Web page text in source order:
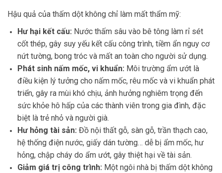
Hậu quả của thấm dột không chỉ làm mất thẩm mỹ:
Hư hại kết cấu: Nước thấm sâu vào bê tông làm rỉ sét
cốt thép, gây suy yếu kết cấu công trình, tiềm ẩn nguy cơ
nứt tường, bong tróc và mất an toàn cho người sử dụng.
Phát sinh nấm mốc, vi khuẩn: Môi trường ẩm ướt là
điều kiện lý tưởng cho nấm mốc, rêu mốc và vi khuẩn phát
triển, gây ra mùi khó chịu, ảnh hưởng nghiêm trọng đến
sức khỏe hô hấp của các thành viên trong gia đình, đặc
biệt là trẻ nhỏ và người già.
Hư hỏng tài sản: Đồ nội thất gỗ, sàn gỗ, trần thạch cao,
hệ thống điện nước, giấy dán tường… dễ bị ẩm mốc, hư
hỏng, chập cháy do ẩm ướt, gây thiệt hại về tài sản.
Giảm giá trị công trình: Một ngôi nhà bị thấm dột không